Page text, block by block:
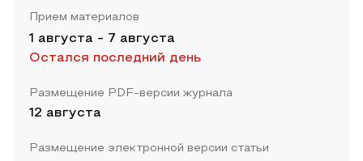
Прием материалов
1 августа - 7 августа
Остался последний день
Размещение PDF-версии журнала
12 августа
Размещение электронной версии статьи